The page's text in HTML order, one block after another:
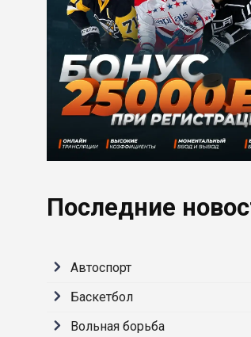
Последние
Автоспорт
Баскетбол
Вольная борьба